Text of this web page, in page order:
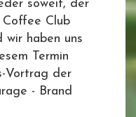
soweit, der
Club
haben uns
Termin
Vortrag der
- Brand